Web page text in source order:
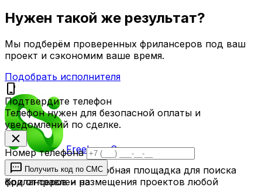
Нужен такой же результат?
Мы подберём проверенных фрилансеров под ваш
проект и сэкономим ваше время.
Подобрать исполнителя
phone_iphone
Подтвердите телефон
Телефон нужен для безопасной оплаты и
уведомлений по сделке.
close
Номер телефона
sms Получить код по СМС
Код отправлен на
FreelanceSpace
FreelanceSpace — удобная площадка для поиска
фрилансеров и размещения проектов любой